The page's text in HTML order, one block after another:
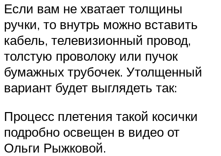
Если вам не хватает толщины
ручки, то внутрь можно вставить
кабель, телевизионный провод,
толстую проволоку или пучок
бумажных трубочек. Утолщенный
вариант будет выглядеть так:
Процесс плетения такой косички
подробно освещен в видео от
Ольги Рыжковой.